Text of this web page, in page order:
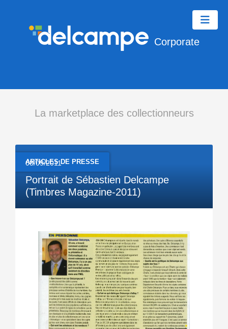
Corporate
La marketplace des collectionneurs
ARTICLES DE PRESSE
08/09/2011
Portrait de Sébastien Delcampe
(Timbres Magazine-2011)